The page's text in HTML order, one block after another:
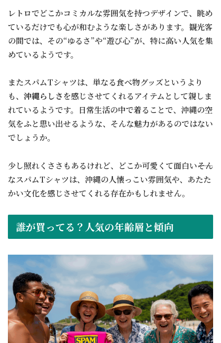
レトロでどこかコミカルな雰囲気を持つデザインで、眺め
ているだけでも心が和むような楽しさがあります。観光客
の間では、その“ゆるさ”や“遊び心”が、特に高い人気を集
めているようです。
またスパムTシャツは、単なる食べ物グッズというより
も、 沖縄らしさ を感じさせてくれるアイテムとして親しま
れているようです。日常生活の中で着ることで、沖縄の空
気をふと思い出せるような、そんな魅力があるのではない
でしょうか。
少し照れくささもあるけれど、どこか可愛くて面白い――そん
なスパムTシャツは、沖縄の人懐っこい雰囲気や、あたた
かい文化を感じさせてくれる存在かもしれません。
誰が買ってる？人気の年齢層と傾向